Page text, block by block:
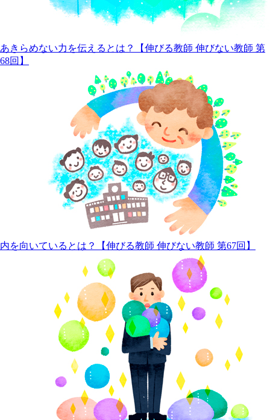
あきらめない力を伝えるとは？【伸びる教師 伸びない教師 第
68回】
内を向いているとは？【伸びる教師 伸びない教師 第67回】